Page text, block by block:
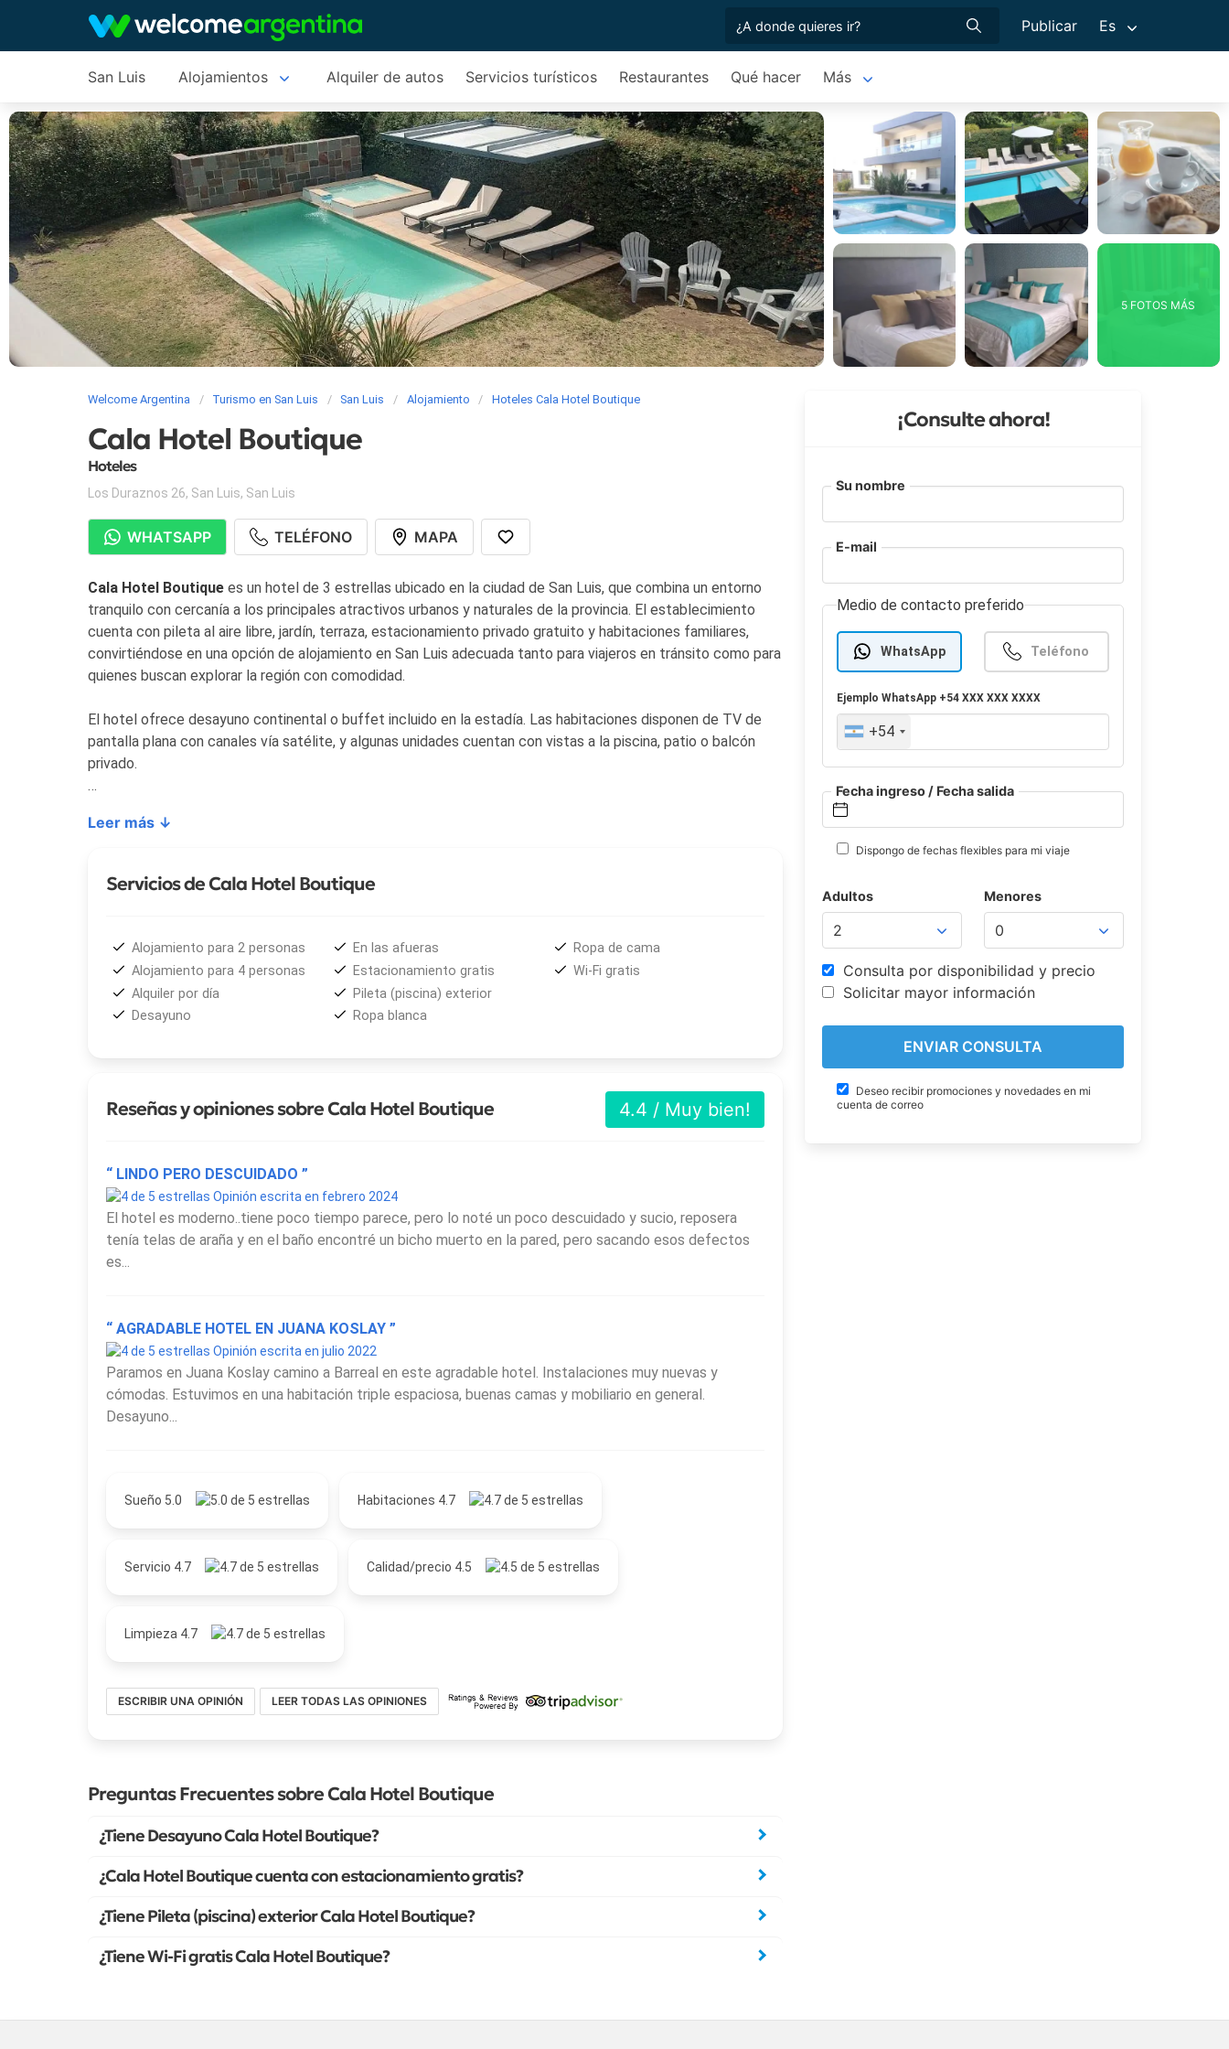
Publicar Es
San Luis Alojamientos Alquiler de autos Servicios turísticos Restaurantes Qué hacer Más
5 FOTOS MÁS
Welcome Argentina Turismo en San Luis San Luis Alojamiento Hoteles Cala Hotel Boutique
Cala Hotel Boutique
Hoteles
Los Duraznos 26, San Luis, San Luis
WHATSAPP TELÉFONO MAPA
Cala Hotel Boutique es un hotel de 3 estrellas ubicado en la ciudad de San Luis, que combina un entorno
tranquilo con cercanía a los principales atractivos urbanos y naturales de la provincia. El establecimiento
cuenta con pileta al aire libre, jardín, terraza, estacionamiento privado gratuito y habitaciones familiares,
convirtiéndose en una opción de alojamiento en San Luis adecuada tanto para viajeros en tránsito como para
quienes buscan explorar la región con comodidad.
El hotel ofrece desayuno continental o buffet incluido en la estadía. Las habitaciones disponen de TV de
pantalla plana con canales vía satélite, y algunas unidades cuentan con vistas a la piscina, patio o balcón
privado.
3,1 km del Campamento de Las Chacras
Aeropuerto Brigadier Mayor César R. Ojeda
desde diferentes puntos del país.
Leer más ↓
Servicios de Cala Hotel Boutique
Alojamiento para 2 personas
Alojamiento para 4 personas
Alquiler por día
Desayuno
En las afueras
Estacionamiento gratis
Pileta (piscina) exterior
Ropa blanca
Ropa de cama
Wi-Fi gratis
4.4 / Muy bien!
Reseñas y opiniones sobre Cala Hotel Boutique
“ LINDO PERO DESCUIDADO ”
Opinión escrita en febrero 2024
El hotel es moderno..tiene poco tiempo parece, pero lo noté un poco descuidado y sucio, reposera
tenía telas de araña y en el baño encontré un bicho muerto en la pared, pero sacando esos defectos
es...
“ AGRADABLE HOTEL EN JUANA KOSLAY ”
Opinión escrita en julio 2022
Paramos en Juana Koslay camino a Barreal en este agradable hotel. Instalaciones muy nuevas y
cómodas. Estuvimos en una habitación triple espaciosa, buenas camas y mobiliario en general.
Desayuno...
Sueño 5.0 Habitaciones 4.7
Servicio 4.7 Calidad/precio 4.5
Limpieza 4.7
ESCRIBIR UNA OPINIÓN LEER TODAS LAS OPINIONES
Preguntas Frecuentes sobre Cala Hotel Boutique
¿Tiene Desayuno Cala Hotel Boutique?
¿Cala Hotel Boutique cuenta con estacionamiento gratis?
¿Tiene Pileta (piscina) exterior Cala Hotel Boutique?
¿Tiene Wi-Fi gratis Cala Hotel Boutique?
¡Consulte ahora!
Su nombre
E-mail
Medio de contacto preferido
WhatsApp Teléfono
EjemploWhatsApp +54 XXX XXX XXXX
+54
Fecha ingreso / Fecha salida
Dispongo de fechas flexibles para mi viaje
Adultos Menores
Consulta por disponibilidad y precio
Solicitar mayor información
Deseo recibir promociones y novedades en mi
cuenta de correo